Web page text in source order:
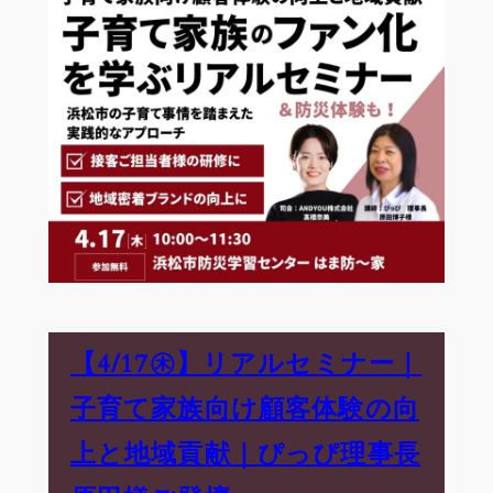
【4/17㊍】リアルセミナー｜
子育て家族向け顧客体験の向
上と地域貢献｜ぴっぴ理事長